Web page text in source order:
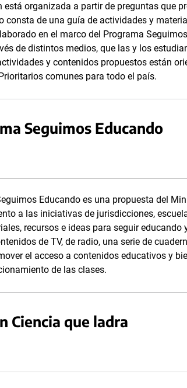
está organizada a partir de preguntas que
consta de una guía de actividades y
en el marco del Programa
de distintos medios, que las y los
y contenidos propuestos están
comunes para todo el país.
Seguimos Educando
Educando es una propuesta del
a las iniciativas de jurisdicciones,
recursos e ideas para seguir
de TV, de radio, una serie de
el acceso a contenidos educativos y
de las clases.
Ciencia que ladra